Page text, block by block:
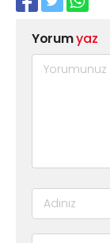
Yorumyaz